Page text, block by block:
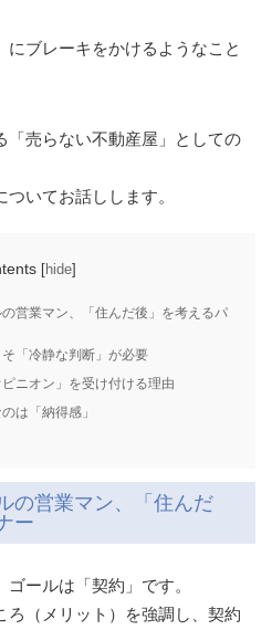
ブレーキをかけるようなこと
「売らない不動産屋」としての
いてお話しします。
[hide]
営業マン、「住んだ後」を考えるパ
「冷静な判断」が必要
ニオン」を受け付ける理由
は「納得感」
の営業マン、「住んだ
ー
ールは「契約」です。
ろ（メリット）を強調し、契約